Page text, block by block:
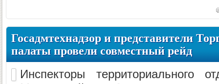
Госадмтехнадзор и представители
палаты провели совместный рейд
Инспекторы территориального